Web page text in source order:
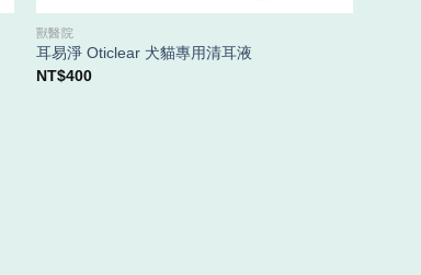
獸醫院
耳易淨 Oticlear 犬貓專用清耳液
NT$400